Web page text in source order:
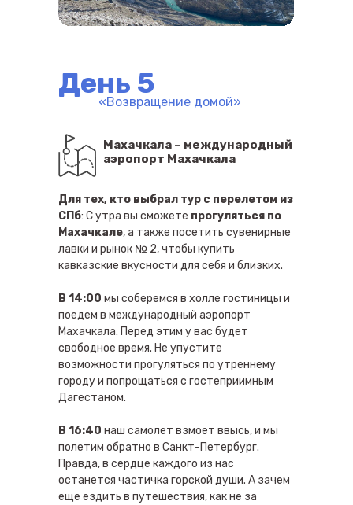
Для тех, кто выбрал тур с перелетом из
СПб: С утра вы сможете прогуляться по
Махачкале, а также посетить сувенирные
лавки и рынок № 2, чтобы купить
кавказские вкусности для себя и близких.
В 14:00 мы соберемся в холле гостиницы и
поедем в международный аэропорт
Махачкала. Перед этим у вас будет
свободное время. Не упустите
возможности прогуляться по утреннему
городу и попрощаться с гостеприимным
Дагестаном.
В 16:40 наш самолет взмоет ввысь, и мы
полетим обратно в Санкт-Петербург.
Правда, в сердце каждого из нас
останется частичка горской души. А зачем
еще ездить в путешествия, как не за
День 5
Махачкала – международный
аэропорт Махачкала
«Возвращение домой»